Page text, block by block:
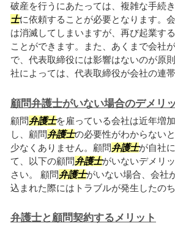
破産を行うにあたっては、複雑な手続き
士に依頼することが必要となります。
は消滅してしまいますが、再び起業す
ことができます。また、あくまで会社
で、代表取締役には影響はないのが原
社によっては、代表取締役が会社の連
顧問弁護士がいない場合のデメリ
顧問弁護士を雇っている会社は近年増
し、顧問弁護士の必要性がわからない
少なくありません。顧問弁護士が自社
て、以下の顧問弁護士がいないデメリ
さい。 顧問弁護士がいない場合、会社
込まれた際にはトラブルが発生したの
弁護士と顧問契約するメリット